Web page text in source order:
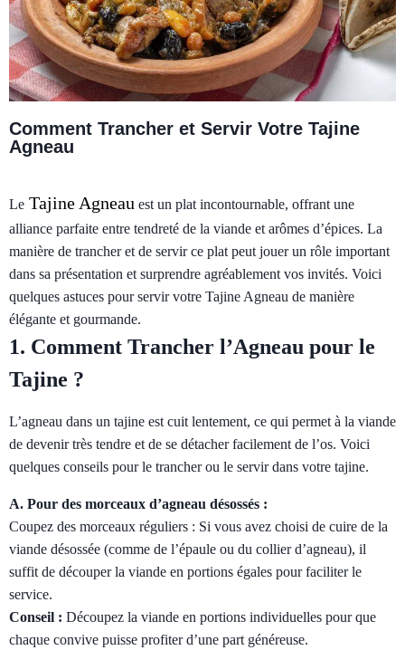
Comment Trancher et Servir Votre Tajine
Agneau
Le Tajine Agneau est un plat incontournable, offrant une
alliance parfaite entre tendreté de la viande et arômes d’épices. La
manière de trancher et de servir ce plat peut jouer un rôle important
dans sa présentation et surprendre agréablement vos invités. Voici
quelques astuces pour servir votre Tajine Agneau de manière
élégante et gourmande.
1. Comment Trancher l’Agneau pour le
Tajine ?
L’agneau dans un tajine est cuit lentement, ce qui permet à la viande
de devenir très tendre et de se détacher facilement de l’os. Voici
quelques conseils pour le trancher ou le servir dans votre tajine.
A. Pour des morceaux d’agneau désossés :
Coupez des morceaux réguliers : Si vous avez choisi de cuire de la
viande désossée (comme de l’épaule ou du collier d’agneau), il
suffit de découper la viande en portions égales pour faciliter le
service.
Conseil : Découpez la viande en portions individuelles pour que
chaque convive puisse profiter d’une part généreuse.